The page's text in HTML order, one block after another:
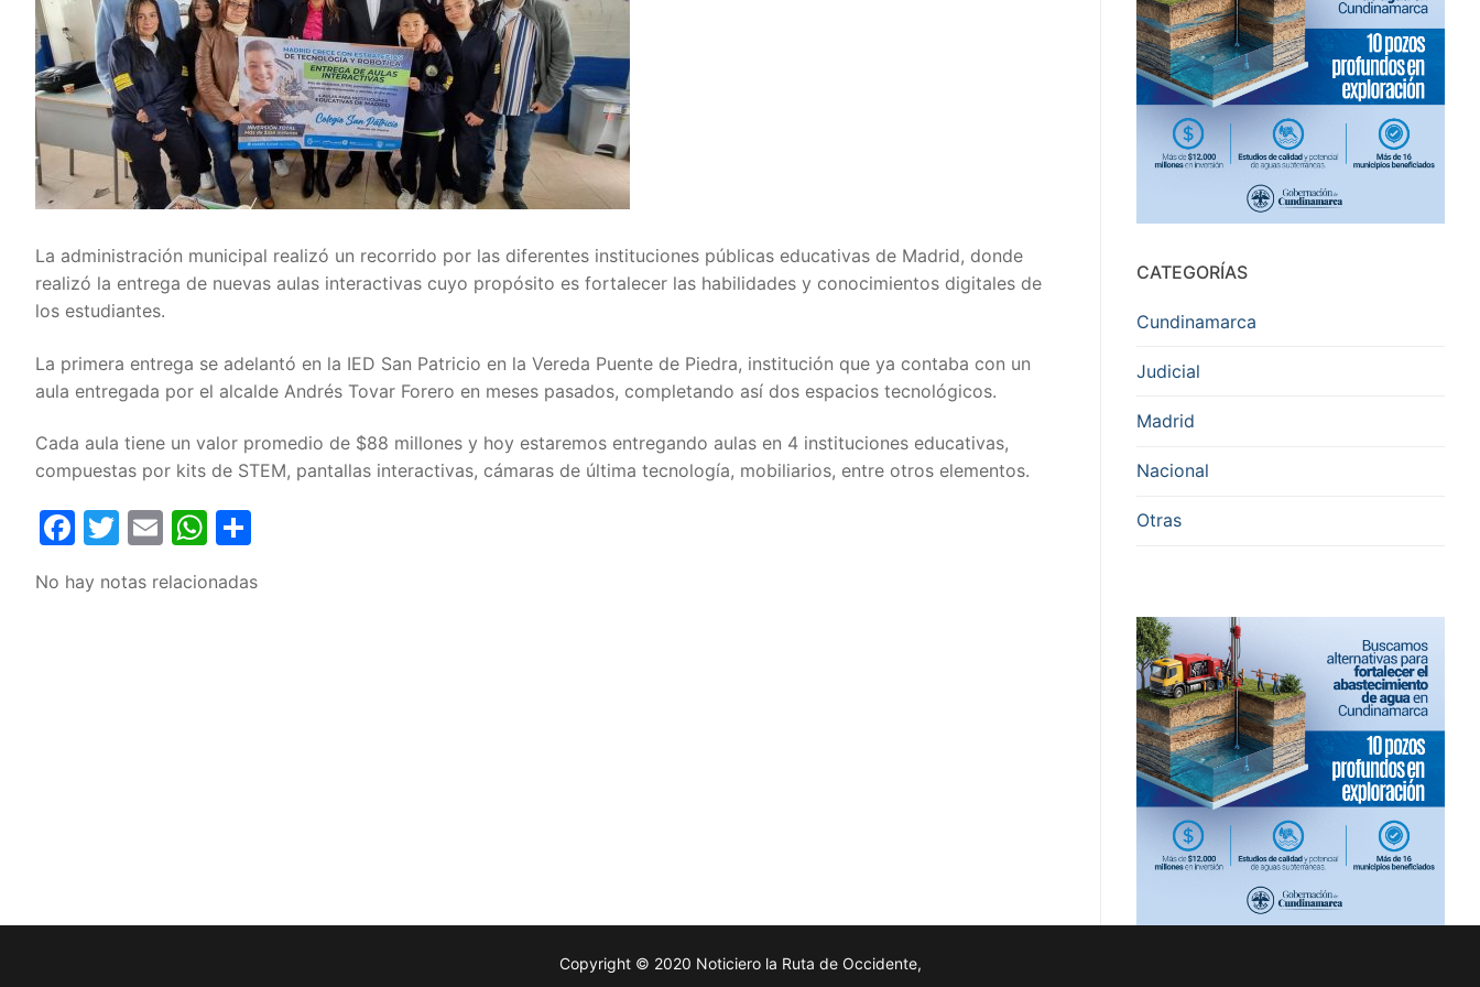
La administración municipal realizó un recorrido por las diferentes instituciones públicas educativas de Madrid, donde
realizó la entrega de nuevas aulas interactivas cuyo propósito es fortalecer las habilidades y conocimientos digitales de
los estudiantes.
La primera entrega se adelantó en la IED San Patricio en la Vereda Puente de Piedra, institución que ya contaba con un
aula entregada por el alcalde Andrés Tovar Forero en meses pasados, completando así dos espacios tecnológicos.
Cada aula tiene un valor promedio de $88 millones y hoy estaremos entregando aulas en 4 instituciones educativas,
compuestas por kits de STEM, pantallas interactivas, cámaras de última tecnología, mobiliarios, entre otros elementos.
Facebook
Twitter
EmailWhatsApp
No hay notas relacionadas
CATEGORÍAS
Cundinamarca
Judicial
Madrid
Nacional
Otras
Copyright © 2020 Noticiero la Ruta de Occidente,